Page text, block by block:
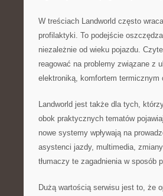
W treściach Landworld często
profilaktyki. To podejście
niezależnie od wieku pojazdu.
reagować na problemy związane z
elektroniką, komfortem termicznym
Landworld jest także dla tych,
obok praktycznych tematów
nowe systemy wpływają na
asystenci jazdy, multimedia,
tłumaczy te zagadnienia w sposób
Dużą wartością serwisu jest to, że